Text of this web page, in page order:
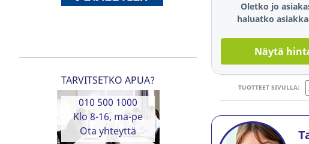
TARVITSETKO APUA?
010 500 1000
Klo 8-16, ma-pe
Ota yhteyttä
Oletko jo
haluatko
Näytä
TUOTTEET SIVULLA: